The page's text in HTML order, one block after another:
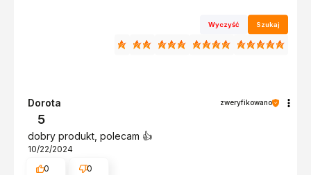
Wyczyść Szukaj
Dorota zweryfikowano
5
dobry produkt, polecam 👍️
10/22/2024
0
0